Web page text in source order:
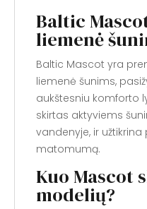
Baltic
liemenė
Baltic Mascot yra
liemenė šunims,
aukštesniu komforto
skirtas aktyviems
vandenyje, ir
matomumą.
Kuo Mascot
modelių?